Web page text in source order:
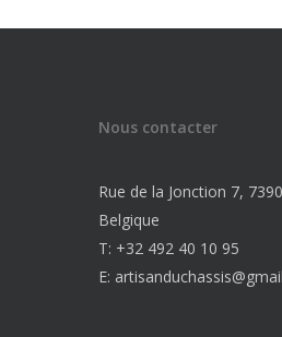
Nous contacter
Rue de la Jonction 7,
Belgique
T: +32 492 40 10 95
E: